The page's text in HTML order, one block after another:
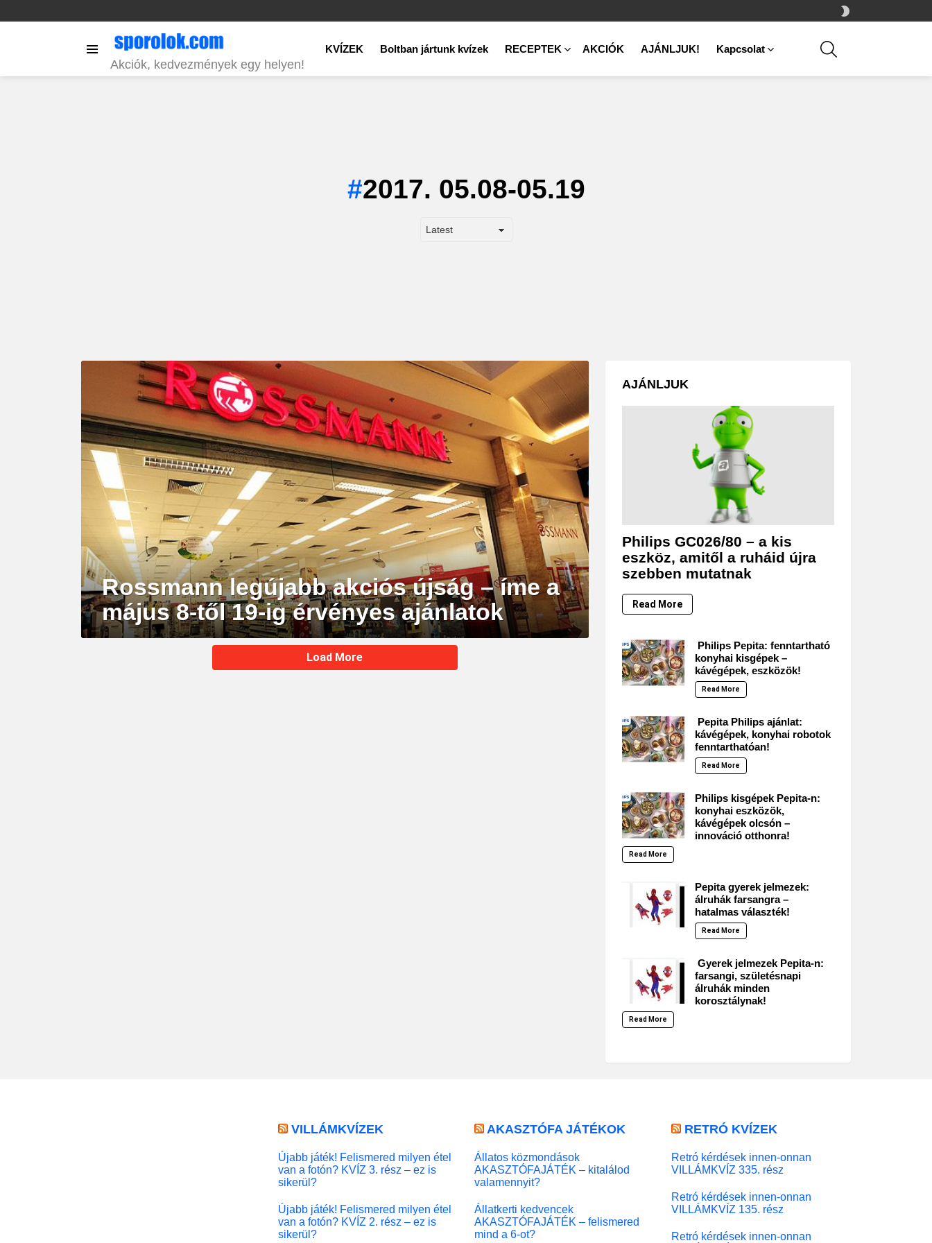
SKIN
Akciók, kedvezmények egy helyen!
KVÍZEK Boltban jártunk kvízek RECEPTEK AKCIÓK AJÁNLJUK! Kapcsolat
2017. 05.08-05.19
Rossmann legújabb akciós újság – íme a
május 8-től 19-ig érvényes ajánlatok
Load More
AJÁNLJUK
Philips GC026/80 – a kis
eszköz, amitől a ruháid újra
szebben mutatnak
Read More
Philips Pepita: fenntartható
konyhai kisgépek –
kávégépek, eszközök!
Read More
Pepita Philips ajánlat:
kávégépek, konyhai robotok
fenntarthatóan!
Read More
Philips kisgépek Pepita-n:
konyhai eszközök,
kávégépek olcsón –
innováció otthonra!
Read More
Pepita gyerek jelmezek:
álruhák farsangra –
hatalmas választék!
Read More
Gyerek jelmezek Pepita-n:
farsangi, születésnapi
álruhák minden
korosztálynak!
Read More
VILLÁMKVÍZEK
Újabb játék! Felismered milyen étel
van a fotón? KVÍZ 3. rész – ez is
sikerül?
Újabb játék! Felismered milyen étel
van a fotón? KVÍZ 2. rész – ez is
sikerül?
AKASZTÓFA JÁTÉKOK
Állatos közmondások
AKASZTÓFAJÁTÉK – kitalálod
valamennyit?
Állatkerti kedvencek
AKASZTÓFAJÁTÉK – felismered
mind a 6-ot?
RETRÓ KVÍZEK
Retró kérdések innen-onnan
VILLÁMKVÍZ 335. rész
Retró kérdések innen-onnan
VILLÁMKVÍZ 135. rész
Retró kérdések innen-onnan